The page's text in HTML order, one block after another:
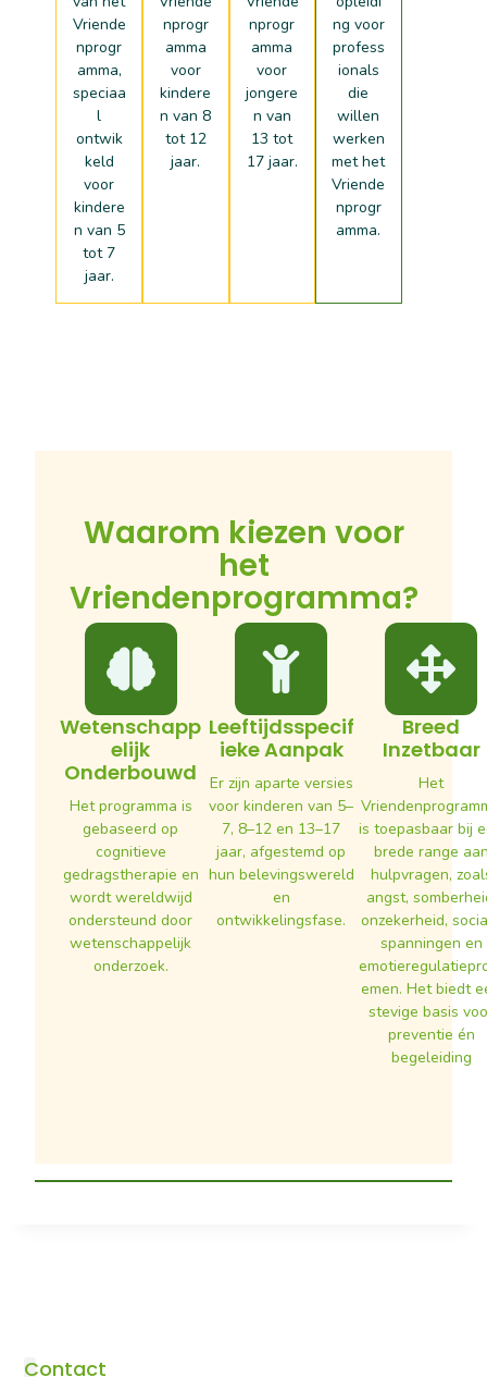
Vriende
nprogr
amma,
speciaa
l
ontwik
keld
voor
kindere
n van 5
tot 7
jaar.
nprogr
amma
voor
kindere
n van 8
tot 12
jaar.
nprogr
amma
voor
jongere
n van
13 tot
17 jaar.
ng voor
profess
ionals
die
willen
werken
met het
Vriende
nprogr
amma.
Waarom kiezen voor
het
Vriendenprogramma?
Wetenschapp
Elijk
Onderbouwd
Het programma is
gebaseerd op
cognitieve
gedragstherapie en
wordt wereldwijd
ondersteund door
wetenschappelijk
onderzoek.
Leeftijdsspecif
Ieke Aanpak
Er zijn aparte versies
voor kinderen van 5–
7, 8–12 en 13–17
jaar, afgestemd op
hun belevingswereld
en
ontwikkelingsfase.
Breed
Inzetbaar
Het
is toepasbaar bij
brede range
hulpvragen,
angst,
onzekerheid,
spanningen en
emen. Het biedt
stevige basis
preventie én
begeleiding
Contact